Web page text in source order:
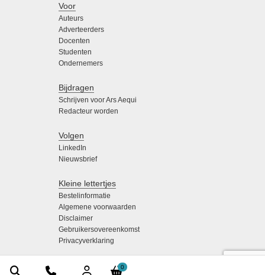
0
Voor
Auteurs
Adverteerders
Docenten
Studenten
Ondernemers
Bijdragen
Schrijven voor Ars Aequi
Redacteur worden
Volgen
LinkedIn
Nieuwsbrief
Kleine lettertjes
Bestelinformatie
Algemene voorwaarden
Disclaimer
Gebruikersovereenkomst
Privacyverklaring